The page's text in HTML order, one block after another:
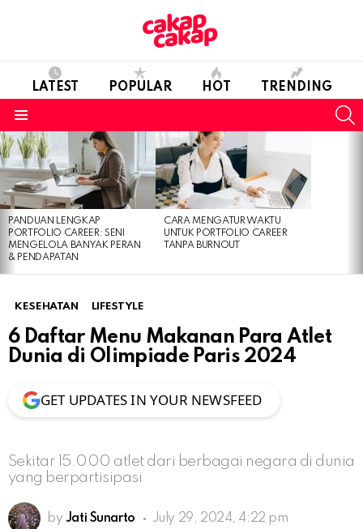
LATEST POPULAR HOT TRENDING
LATEST
STORIES
PANDUAN LENGKAP
PORTFOLIO CAREER: SENI
MENGELOLA BANYAK PERAN
& PENDAPATAN
CARA MENGATUR WAKTU
UNTUK PORTFOLIO CAREER
TANPA BURNOUT
KESEHATAN LIFESTYLE
6 Daftar Menu Makanan Para Atlet
Dunia di Olimpiade Paris 2024
GET UPDATES IN YOUR NEWSFEED
Sekitar 15.000 atlet dari berbagai negara di dunia
yang berpartisipasi
by Jati Sunarto July 29, 2024, 4:22 pm